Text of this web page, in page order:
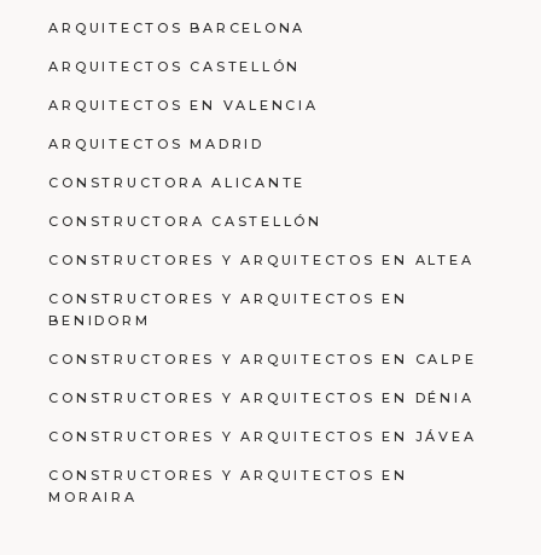
ARQUITECTOS BARCELONA
ARQUITECTOS CASTELLÓN
ARQUITECTOS EN VALENCIA
ARQUITECTOS MADRID
CONSTRUCTORA ALICANTE
CONSTRUCTORA CASTELLÓN
CONSTRUCTORES Y ARQUITECTOS EN ALTEA
CONSTRUCTORES Y ARQUITECTOS EN
BENIDORM
CONSTRUCTORES Y ARQUITECTOS EN CALPE
CONSTRUCTORES Y ARQUITECTOS EN DÉNIA
CONSTRUCTORES Y ARQUITECTOS EN JÁVEA
CONSTRUCTORES Y ARQUITECTOS EN
MORAIRA